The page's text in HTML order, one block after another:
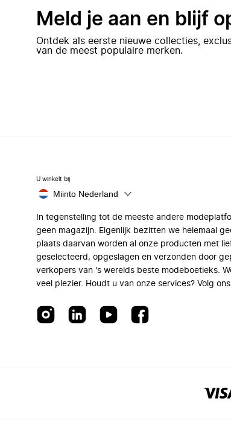
Meld je aan en blijf
Ontdek als eerste nieuwe collecties,
van de meest populaire merken.
U winkelt bij
Miinto Nederland
In tegenstelling tot de meeste andere
geen magazijn. Eigenlijk bezitten we helemaal
plaats daarvan worden al onze producten met
geselecteerd, opgeslagen en verzonden door
verkopers van 's werelds beste modeboetieks.
veel plezier. Houdt u van onze services? Volg